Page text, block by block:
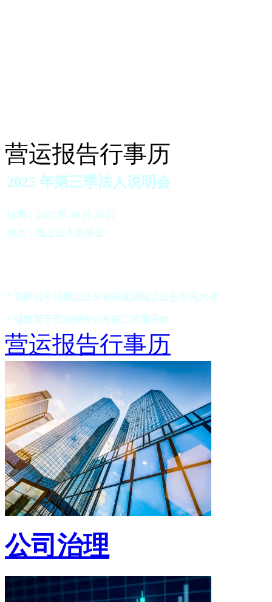
营运报告行事历
2025 年第三季法人说明会
日期：2025 年 10 月 30 日
地点：线上法人说明会
* 实际召开日期以公开资讯观测站之公告资讯为准
* 缄默期于营运报告公布前二星期开始
营运报告行事历
公司治理